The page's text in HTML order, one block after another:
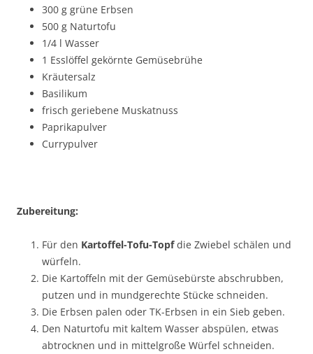
300 g grüne Erbsen
500 g Naturtofu
1/4 l Wasser
1 Esslöffel gekörnte Gemüsebrühe
Kräutersalz
Basilikum
frisch geriebene Muskatnuss
Paprikapulver
Currypulver
Zubereitung:
Für den Kartoffel-Tofu-Topfdie Zwiebel schälen und
würfeln.
Die Kartoffeln mit der Gemüsebürste abschrubben,
putzen und in mundgerechte Stücke schneiden.
Die Erbsen palen oder TK-Erbsen in ein Sieb geben.
Den Naturtofu mit kaltem Wasser abspülen, etwas
abtrocknen und in mittelgroße Würfel schneiden.